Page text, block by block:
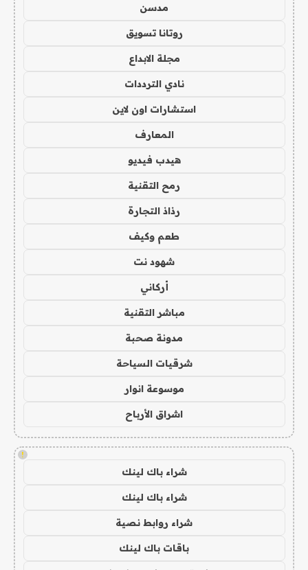
مدسن
روتانا تسويق
مجلة الابداع
نادي الترددات
استشارات اون لاين
المعارف
هيدب فيديو
رمح التقنية
رذاذ التجارة
طعم وكيف
شهود نت
أركاني
مباشر التقنية
مدونة صحبة
شرقيات السياحة
موسوعة انوار
اشراق الأرباح
!
شراء باك لينك
شراء باك لينك
شراء روابط نصية
باقات باك لينك